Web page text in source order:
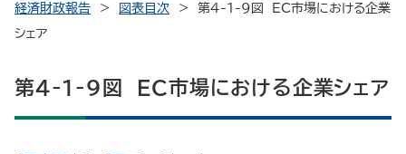
経済財政報告
図表目次
第4-1-9図 EC市場における企業
シェア
第4-1-9図 EC市場における企業シェア